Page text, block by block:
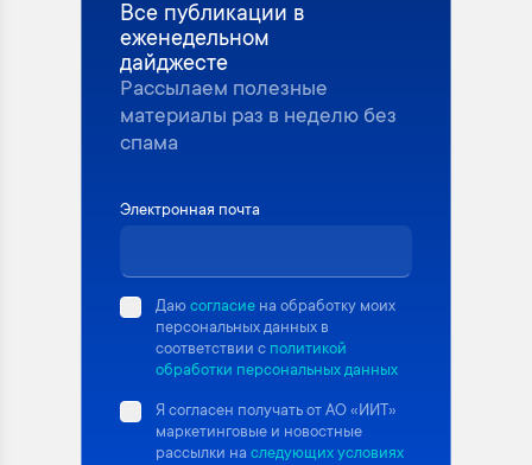
Все публикации в
еженедельном
дайджесте
Рассылаем полезные
материалы раз в неделю без
спама
Электронная почта
Даюсогласие на обработку моих
персональных данных в
соответствии с политикой
обработки персональных данных
Я согласен получать от АО «ИИТ»
маркетинговые и новостные
рассылки на следующих условиях